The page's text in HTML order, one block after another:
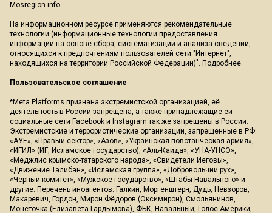
Mosregion.info.
На информационном ресурсе применяются рекомендательные
технологии (информационные технологии предоставления
информации на основе сбора, систематизации и анализа сведений,
относящихся к предпочтениям пользователей сети "Интернет",
находящихся на территории Российской Федерации)". Подробнее.
Пользовательское соглашение
*Meta Platforms признана экстремистской организацией, её
деятельность в России запрещена, а также принадлежащие ей
социальные сети Facebook и Instagram так же запрещены в России.
Экстремистские и террористические организации, запрещенные в РФ:
«АУЕ», «Правый сектор», «Азов», «Украинская повстанческая армия»,
«ИГИЛ» (ИГ, Исламское государство), «Аль-Каида», «УНА-УНСО»,
«Меджлис крымско-татарского народа», «Свидетели Иеговы»,
«Движение Талибан», «Исламская группа», «Добровольчий рух»,
«Чёрный комитет», «Мужское государство», «Штабы Навального» и
другие. Перечень иноагентов: Галкин, Моргенштерн, Дудь, Невзоров,
Макаревич, Гордон, Мирон Фёдоров (Оксимирон), Смольянинов,
Монеточка (Елизавета Гардымова), ФБК, Навальный, Голос Америки,